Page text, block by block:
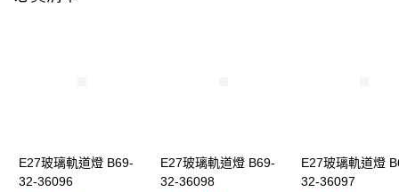
５．嚴禁一人註冊多個帳號或使用他人資訊註冊。若發現惡意使用之情形，
恩沛科技股份有限公司將有權停止該用戶之使用額度並採取法律行動。
E27玻璃軌道燈 B69-
32-36096
E27玻璃軌道燈 B69-
32-36098
E27玻璃軌道燈
32-36097